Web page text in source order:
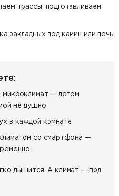
трассы, подготавливаем
закладных под камин или печь
— летом
не душно
в каждой комнате
со смартфона —
дышится. А климат — под